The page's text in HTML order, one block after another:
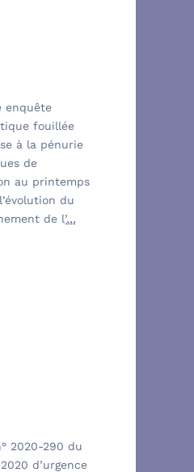
enquête
fouillée
à la pénurie
de
au printemps
du
de l’…
2020-290 du
d’urgence